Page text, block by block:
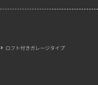
ロフト付きガレージタイプ